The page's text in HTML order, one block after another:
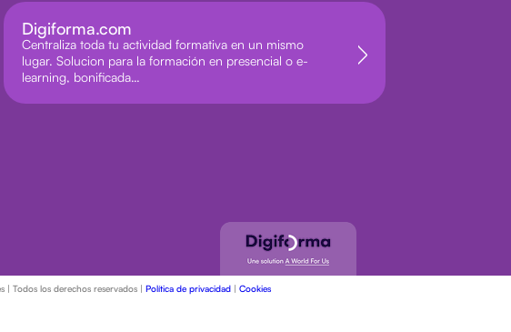
Digiforma.com
Centraliza toda tu actividad formativa en un mismo
lugar. Solucion para la formación en presencial o e-
learning, bonificada…
Todos los derechos reservados | Política de privacidad | Cookies